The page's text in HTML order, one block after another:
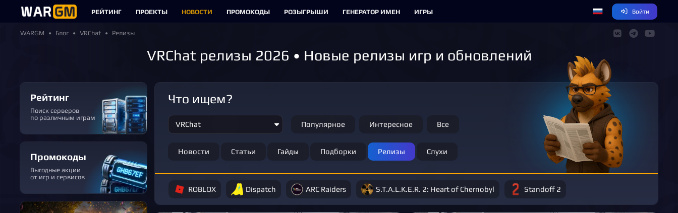
РЕЙТИНГ ПРОЕКТЫ НОВОСТИ ПРОМОКОДЫ РОЗЫГРЫШИ ГЕНЕРАТОР ИМЕН ИГРЫ Войти
WARGM Блог VRChat Релизы
VRChat релизы 2026 • Новые релизы игр и обновлений
Рейтинг
Поиск серверов
по различным играм
Промокоды
Выгодные акции
от игр и сервисов
Что ищем?
Популярное Интересное Все
Новости Статьи Гайды Подборки Релизы Слухи
ROBLOX Dispatch ARC Raiders S.T.A.L.K.E.R. 2: Heart of Chernobyl Standoff 2